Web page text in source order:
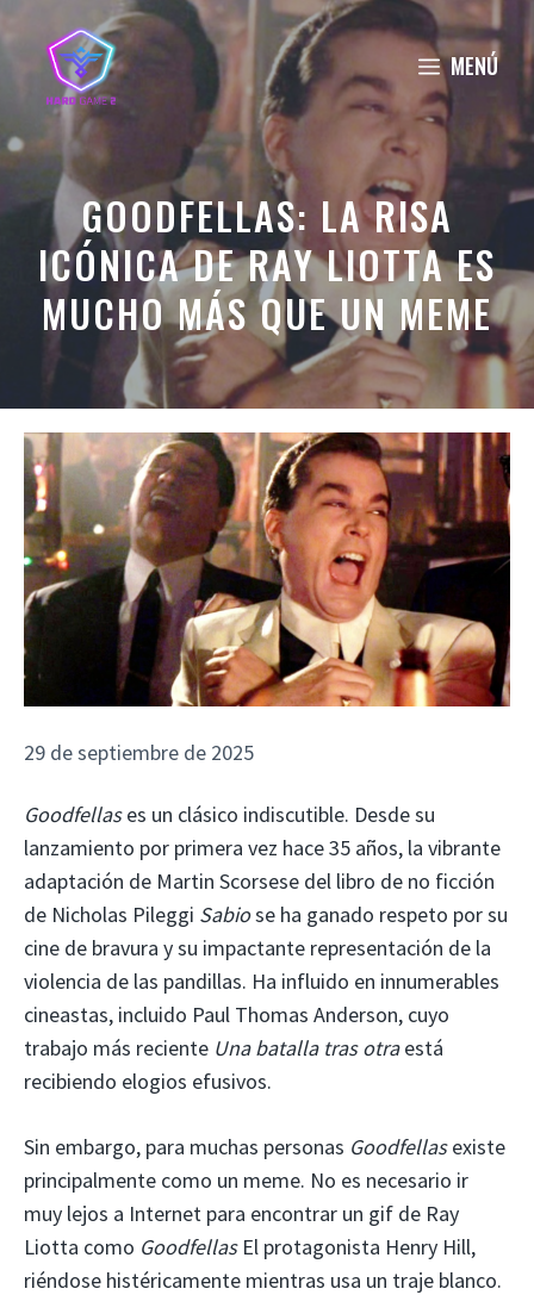
al
contenido
MENÚ
GOODFELLAS: LA RISA
ICÓNICA DE RAY LIOTTA ES
MUCHO MÁS QUE UN MEME
29 de septiembre de 2025
Goodfellases un clásico indiscutible. Desde su
lanzamiento por primera vez hace 35 años, la vibrante
adaptación de Martin Scorsese del libro de no ficción
de Nicholas Pileggi Sabiose ha ganado respeto por su
cine de bravura y su impactante representación de la
violencia de las pandillas. Ha influido en innumerables
cineastas, incluido Paul Thomas Anderson, cuyo
trabajo más reciente Una batalla tras otraestá
recibiendo elogios efusivos.
Sin embargo, para muchas personas Goodfellasexiste
principalmente como un meme. No es necesario ir
muy lejos a Internet para encontrar un gif de Ray
Liotta como GoodfellasEl protagonista Henry Hill,
riéndose histéricamente mientras usa un traje blanco.